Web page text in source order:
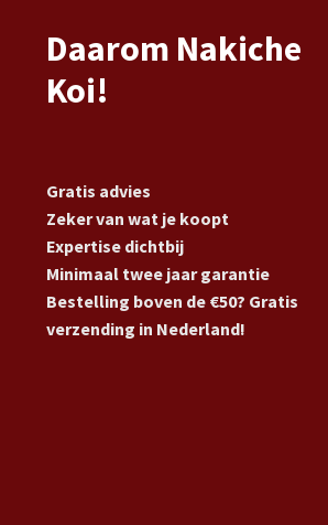
Daarom Nakiche
Koi!
Gratis advies
Zeker van wat je koopt
Expertise dichtbij
Minimaal twee jaar garantie
Bestelling boven de €50? Gratis
verzending in Nederland!